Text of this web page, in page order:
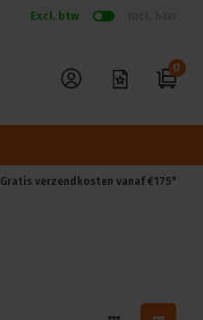
Excl. btw
0
Gratis verzendkosten vanaf €175*